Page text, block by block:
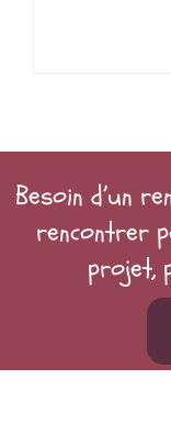
Besoin d’un
rencontrer
projet,